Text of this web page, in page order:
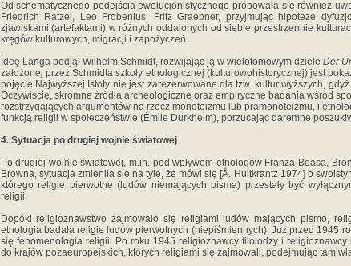
Od schematycznego podejścia ewolucjonistycznego próbowała się również
Friedrich Ratzel, Leo Frobenius, Fritz Graebner, przyjmując hipotezę
zjawiskami (artefaktami) w różnych oddalonych od siebie przestrzennie
kręgów kulturowych, migracji i zapożyczeń.
Ideę Langa podjął Wilhelm Schmidt, rozwijając ją w wielotomowym dzieleDer
założonej przez Schmidta szkoły etnologicznej (kulturowohistorycznej) jest
pojęcie Najwyższej Istoty nie jest zarezerwowane dla tzw. kultur wyższych,
Oczywiście, skromne źródła archeologiczne oraz empiryczne badania wśród
rozstrzygających argumentów na rzecz monoteizmu lub pramonoteizmu, i
funkcją religii w społeczeństwie (Émile Durkheim), porzucając daremne
4. Sytuacja po drugiej wojnie światowej
Po drugiej wojnie światowej, m.in. pod wpływem etnologów Franza Boasa,
Browna, sytuacja zmieniła się na tyle, że mówi się [Å. Hultkrantz 1974] o
którego religie pierwotne (ludów niemających pisma) przestały być
religii.
Dopóki religioznawstwo zajmowało się religiami ludów mających pismo,
etnologia badała religie ludów pierwotnych (niepiśmiennych). Już przed 1945
się fenomenologia religii. Po roku 1945 religioznawcy filolodzy i
do krajów pozaeuropejskich, których religiami się zajmowali, podejmując tam